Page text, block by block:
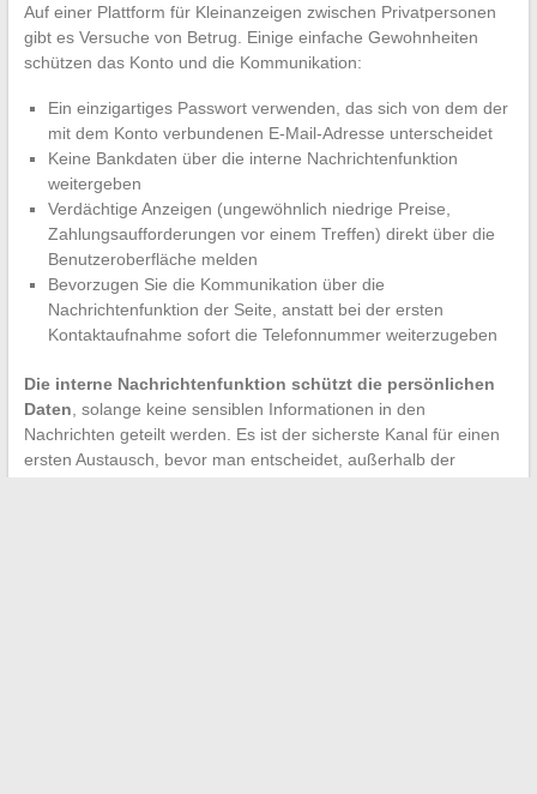
Auf einer Plattform für Kleinanzeigen zwischen Privatpersonen
gibt es Versuche von Betrug. Einige einfache Gewohnheiten
schützen das Konto und die Kommunikation:
Ein einzigartiges Passwort verwenden, das sich von dem der
mit dem Konto verbundenen E-Mail-Adresse unterscheidet
Keine Bankdaten über die interne Nachrichtenfunktion
weitergeben
Verdächtige Anzeigen (ungewöhnlich niedrige Preise,
Zahlungsaufforderungen vor einem Treffen) direkt über die
Benutzeroberfläche melden
Bevorzugen Sie die Kommunikation über die
Nachrichtenfunktion der Seite, anstatt bei der ersten
Kontaktaufnahme sofort die Telefonnummer weiterzugeben
Die interne Nachrichtenfunktion schützt die persönlichen
Daten , solange keine sensiblen Informationen in den
Nachrichten geteilt werden. Es ist der sicherste Kanal für einen
ersten Austausch, bevor man entscheidet, außerhalb der